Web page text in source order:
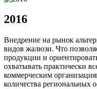
2016
Внедрение на рынок
видов жалюзи. Что
продукции и
охватывать практически
коммерческим
количества региональных